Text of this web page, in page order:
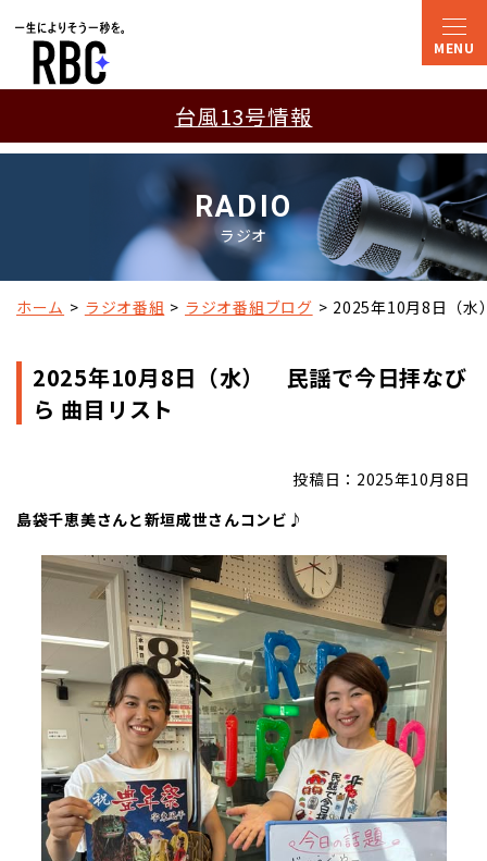
台風13号情報
RADIO
ラジオ
ホーム ラジオ番組 ラジオ番組ブログ 2025年10月8日（水
2025年10月8日（水） 民謡で今日拝なび
ら 曲目リスト
投稿日：2025年10月8日
島袋千恵美さんと新垣成世さんコンビ♪